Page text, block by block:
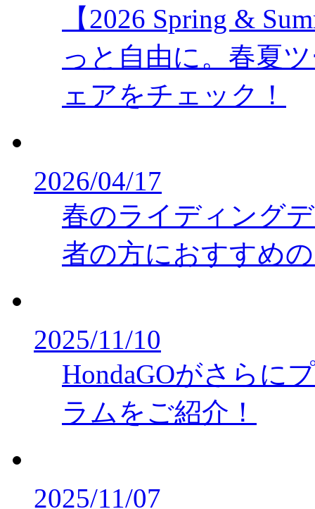
【2026 Spring &
っと自由に。春夏
ェアをチェック！
2026/04/17
春のライディング
者の方におすすめ
2025/11/10
HondaGOがさらに
ラムをご紹介！
2025/11/07